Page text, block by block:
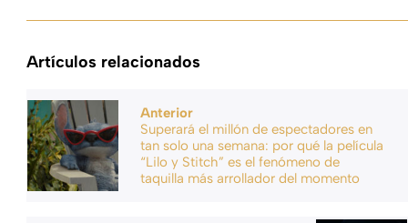
Artículos relacionados
Anterior
Superará el millón de espectadores en
tan solo una semana: por qué la película
“Lilo y Stitch” es el fenómeno de
taquilla más arrollador del momento